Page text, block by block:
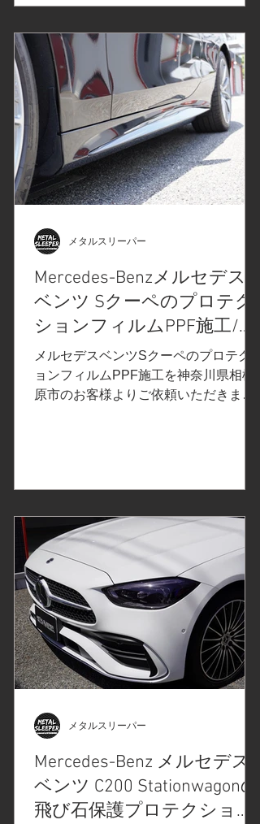
ズより「サテンブラック」。光の加減
ッピングフィルム。ルーフレール、ウ
インドーモールに使用します ルーフレ
ールのカーラッピングフィルム施工 ウ
インドーモールのカーラッピングフィ
ルム施工 カーラッピングフィルム施工
個所をコーティング仕上げ Before After
Before After Before After この度は、メ
ルセデスAMG GLA45sのカーラッピン
グフィルム施工をご依頼いただきあり
お待ちしております。カーラッピング/
フィルムPPFの施工は、メタルスリー
パーへお気軽にお問合せくださいま
せ。 252-0231 神奈川県相模原市中央
Mercedes-Benzメルセデス
ベンツ Sクーペのプロテク
ションフィルムPPF施工/フ
ロントガラスの飛び石保護/
神奈川県相模原市Y様
メルセデスベンツSクーペのプロテクシ
ョンフィルムPPF施工を神奈川県相模
原市のお客様よりご依頼いただきまし
ら↓ プロテクションフィルムの比較、
スペルのプロテクションフィルム
PPF「ULTIMATE PLUS」アルティメ
ットプラスは、傷や環境汚染物質から
保護されている安心感が得られ、飛び
石/砂利/油/虫の酸/鳥の糞/花粉/黄砂/雨
シミから塗装面を保護するように設計
されています。フロントバンパー、Aピ
ラー、ヘッドライト、ボンネット、フ
ェンダー、ロッカーパネル、リヤバン
ラス用プロテクションフィルムは硬く
主流でしたが、「Windshield
Protection Film(以下、WPF)」では
XPEL長年のペイントプロテクションフ
メタルスリーパー
Mercedes-Benz メルセデス
ベンツ C200 Stationwagonの
飛び石保護プロテクション
メタルスリーパー